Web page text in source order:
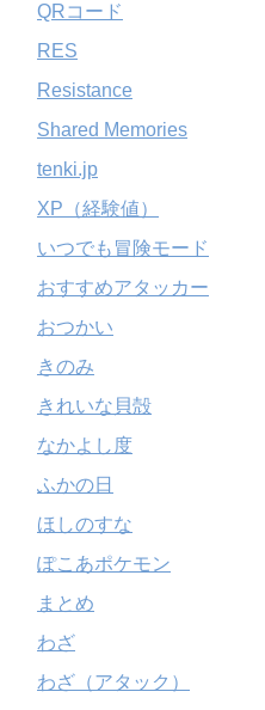
QRコード
RES
Resistance
Shared Memories
tenki.jp
XP（経験値）
いつでも冒険モード
おすすめアタッカー
おつかい
きのみ
きれいな貝殻
なかよし度
ふかの日
ほしのすな
ぽこあポケモン
まとめ
わざ
わざ（アタック）